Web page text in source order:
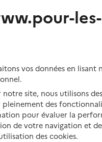
dans une résidence avec
en accueil familial
solutions de logement
les-
vos données en lisant
site, nous utilisons
pleinement des
pour évaluer la
de votre navigation et
des cookies.